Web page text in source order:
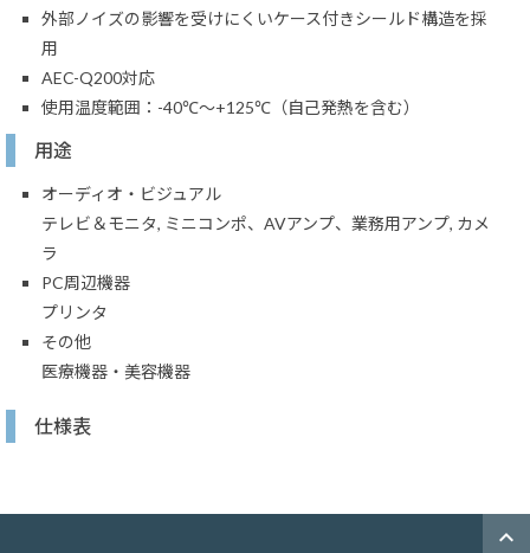
外部ノイズの影響を受けにくいケース付きシールド構造を採
用
AEC-Q200対応
使用温度範囲：-40℃～+125℃（自己発熱を含む）
用途
オーディオ・ビジュアル
テレビ＆モニタ, ミニコンポ、AVアンプ、業務用アンプ, カメ
ラ
PC周辺機器
プリンタ
その他
医療機器・美容機器
仕様表
expand_less